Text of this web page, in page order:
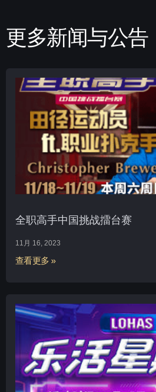
更多新闻与公告
全职高手中国挑战擂台赛
11月 16, 2023
查看更多 »